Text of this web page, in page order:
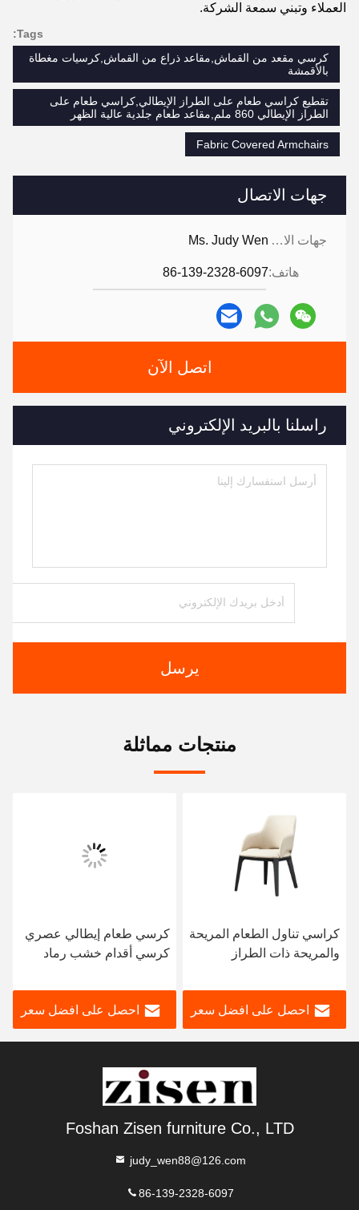
جهات الاتصال
جهات الاتصال: Ms. Judy Wen
هاتف:86-139-2328-6097
اتصل الآن
راسلنا بالبريد الإلكتروني
يرسل
العملاء وتبني سمعة الشركة.
Tags:
كرسي مقعد من القماش,مقاعد ذراع من القماش,كرسيات مغطاة
بالأقمشة
تقطيع كراسي طعام على الطراز الإيطالي,كراسي طعام على
الطراز الإيطالي 860 ملم,مقاعد طعام جلدية عالية الظهر
Fabric Covered Armchairs
منتجات مماثلة
كراسي تناول الطعام المريحة
والمريحة ذات الطراز
يوريثان
احصل على افضل سعر
كرسي طعام إيطالي عصري
كرسي أقدام خشب رماد
احصل على افضل سعر
Foshan Zisen furniture Co., LTD
judy_wen88@126.com
86-139-2328-6097